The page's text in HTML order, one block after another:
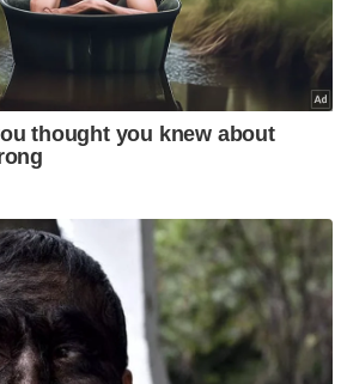
Rancangan Malaysia Ke-
menunjukkan kadar
ekonomi wilayah yang
dengan Wilayah Timur hanya